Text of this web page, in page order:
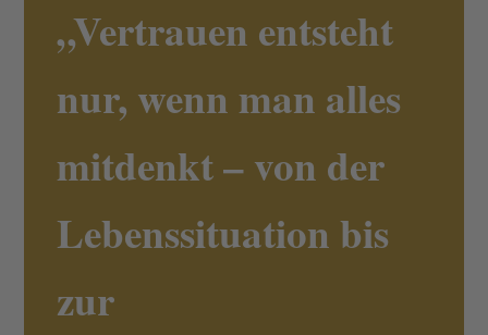
„Vertrauen entsteht
nur, wenn man alles
mitdenkt – von der
Lebenssituation bis
zur